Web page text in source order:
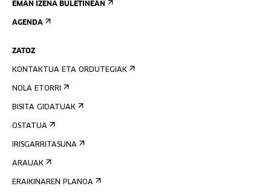
EMAN IZENA BULETINEAN
AGENDA
ZATOZ
KONTAKTUA ETA ORDUTEGIAK
NOLA ETORRI
BISITA GIDATUAK
OSTATUA
IRISGARRITASUNA
ARAUAK
ERAIKINAREN PLANOA